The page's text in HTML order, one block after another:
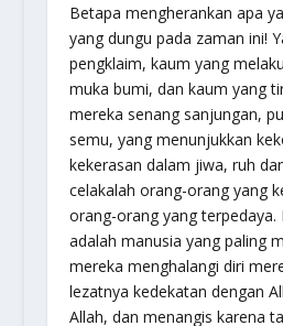
Betapa mengherankan apa
yang dungu pada zaman ini!
pengklaim, kaum yang
muka bumi, dan kaum yang
mereka senang sanjungan,
semu, yang menunjukkan
kekerasan dalam jiwa, ruh
celakalah orang-orang yang
orang-orang yang terpedaya.
adalah manusia yang paling
mereka menghalangi diri
lezatnya kedekatan dengan
Allah, dan menangis karena